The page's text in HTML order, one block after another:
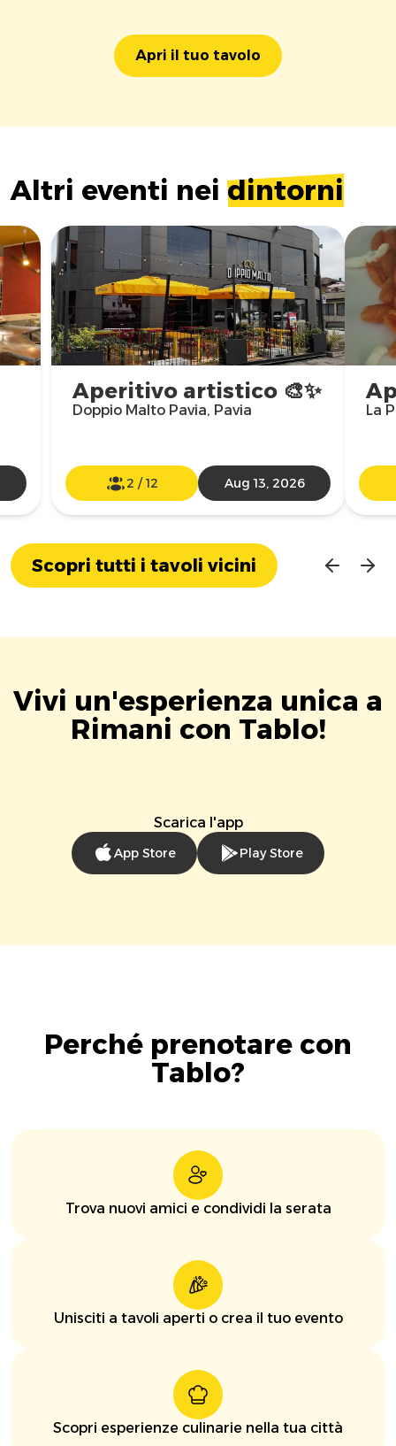
Apri il tuo tavolo
Altri eventi nei dintorni
Aperitivo artistico 🎨✨
Doppio Malto Pavia, Pavia
2 /12 Aug 13, 2026
La
Scopri tutti i tavoli vicini
Vivi un'esperienza unica a
Rimani con Tablo!
Scarica l'app
App Store Play Store
Perché prenotare con
Tablo?
Trova nuovi amici e condividi la serata
Unisciti a tavoli aperti o crea il tuo evento
Scopri esperienze culinarie nella tua città